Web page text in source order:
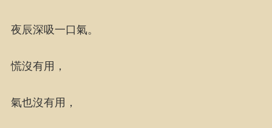
夜辰深吸一口氣。
慌沒有用，
氣也沒有用，